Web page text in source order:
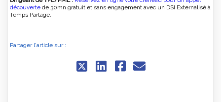
découverte de 30mn gratuit et sans engagement avec un DSI Externalisé à
Temps Partagé.
Partager l'article sur :